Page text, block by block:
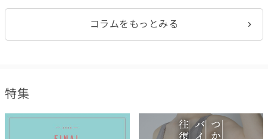
コラムをもっとみる
特集